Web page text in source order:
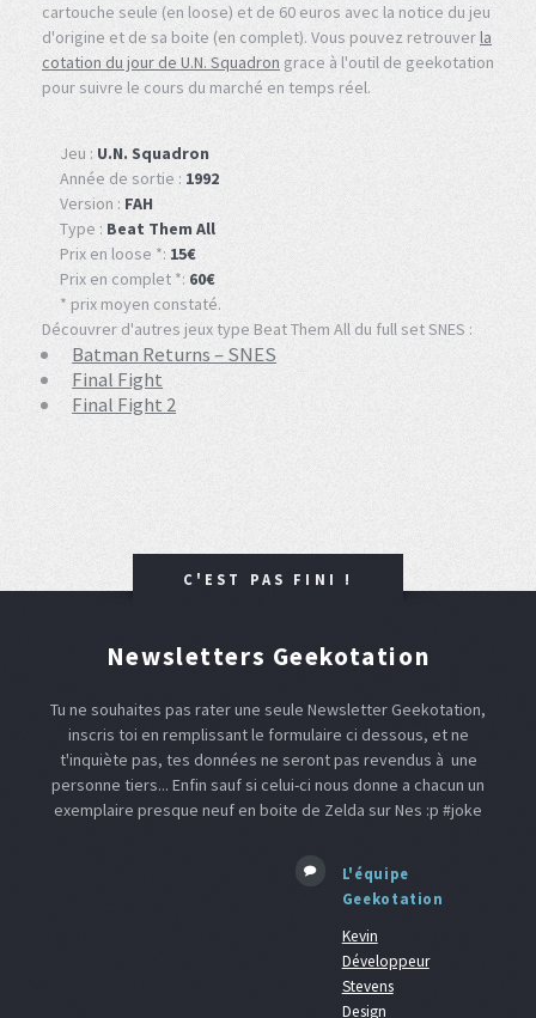
cartouche seule (en loose) et de 60 euros avec la notice du jeu
d'origine et de sa boite (en complet). Vous pouvez retrouverla
cotation du jour de U.N. Squadron grace à l'outil de geekotation
pour suivre le cours du marché en temps réel.
Jeu : U.N. Squadron
Année de sortie : 1992
Version : FAH
Type : Beat Them All
Prix en loose *: 15€
Prix en complet *: 60€
* prix moyen constaté.
Découvrer d'autres jeux type Beat Them All du full set SNES :
Batman Returns – SNES
Final Fight
Final Fight 2
C'EST PAS FINI !
Newsletters Geekotation
Tu ne souhaites pas rater une seule Newsletter Geekotation,
inscris toi en remplissant le formulaire ci dessous, et ne
t'inquiète pas, tes données ne seront pas revendus à une
personne tiers... Enfin sauf si celui-ci nous donne a chacun un
exemplaire presque neuf en boite de Zelda sur Nes :p #joke
L'équipe
Geekotation
Kevin
Développeur
Stevens
Design